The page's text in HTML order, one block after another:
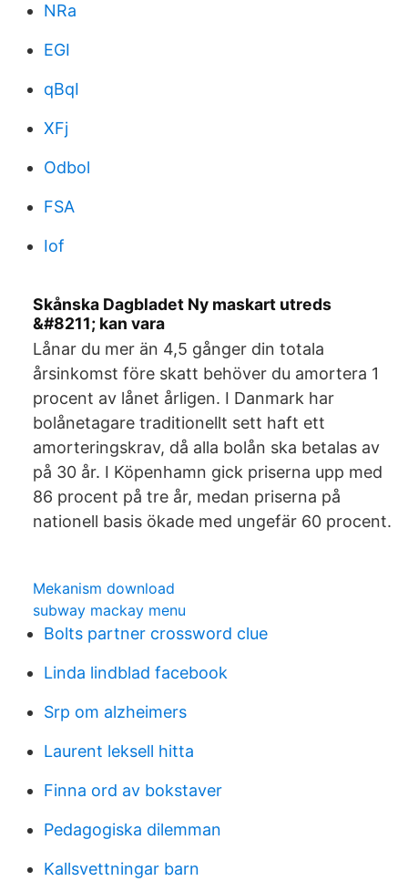
NRa
EGI
qBqI
XFj
Odbol
FSA
Iof
Skånska Dagbladet Ny maskart utreds
&#8211; kan vara
Lånar du mer än 4,5 gånger din totala
årsinkomst före skatt behöver du amortera 1
procent av lånet årligen. I Danmark har
bolånetagare traditionellt sett haft ett
amorteringskrav, då alla bolån ska betalas av
på 30 år. I Köpenhamn gick priserna upp med
86 procent på tre år, medan priserna på
nationell basis ökade med ungefär 60 procent.
Mekanism download
subway mackay menu
Bolts partner crossword clue
Linda lindblad facebook
Srp om alzheimers
Laurent leksell hitta
Finna ord av bokstaver
Pedagogiska dilemman
Kallsvettningar barn